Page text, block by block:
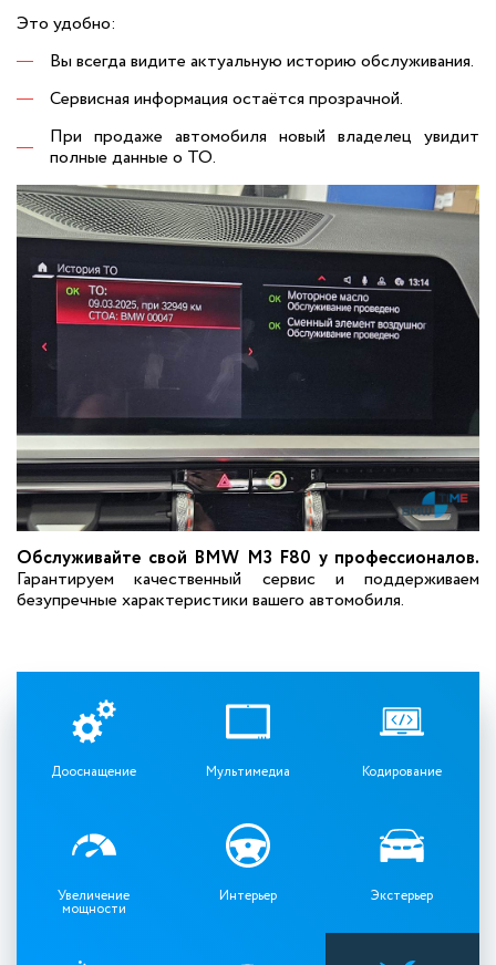
Это удобно:
Вы всегда видите актуальную историю обслуживания.
Сервисная информация остаётся прозрачной.
При продаже автомобиля новый владелец увидит
полные данные о ТО.
Обслуживайте свой BMW M3 F80 у профессионалов.
Гарантируем качественный сервис и поддерживаем
безупречные характеристики вашего автомобиля.
Дооснащение Мультимедиа Кодирование
Увеличение
мощности
Интерьер Экстерьер